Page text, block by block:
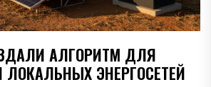
АЛГОРИТМ ДЛЯ
ЭНЕРГОСЕТЕЙ